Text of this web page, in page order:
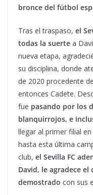
bronce del fútbol
Tras el traspaso, el
todas la suerte a
nueva etapa,
su disciplina, donde
de 2020 procedente
entonces Cadete.
fue pasando por los
blanquirrojos, e
llegar al primer filial
hasta esta última
club, el Sevilla FC
David, le agradece
demostrado con sus